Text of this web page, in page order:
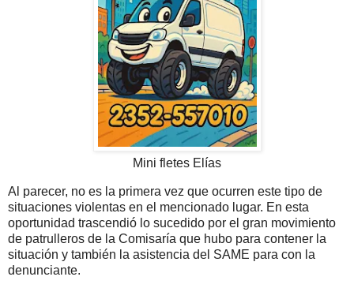
Mini fletes Elías
Al parecer, no es la primera vez que ocurren este tipo de
situaciones violentas en el mencionado lugar. En esta
oportunidad trascendió lo sucedido por el gran movimiento
de patrulleros de la Comisaría que hubo para contener la
situación y también la asistencia del SAME para con la
denunciante.